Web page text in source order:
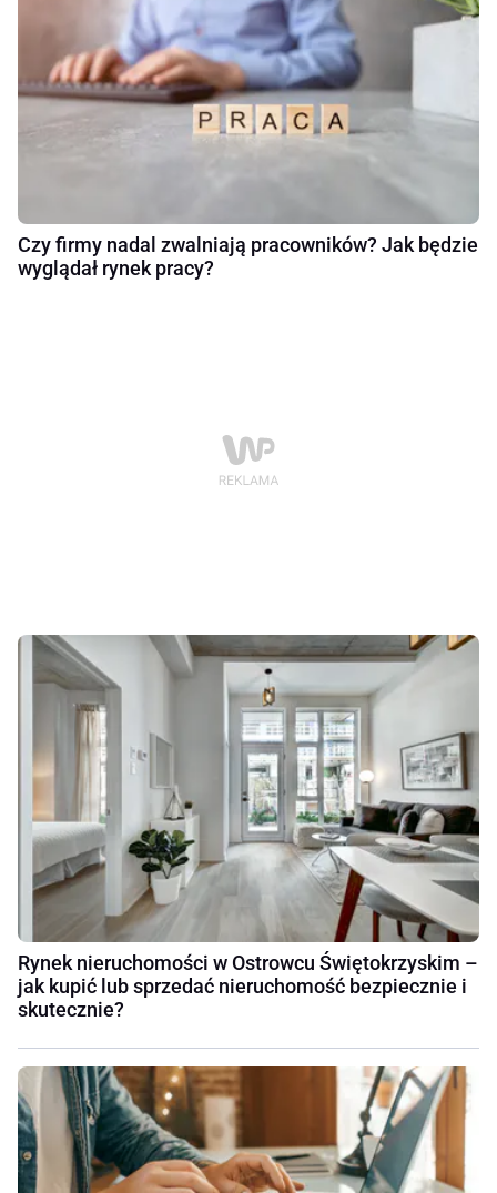
Czy firmy nadal zwalniają pracowników? Jak będzie
wyglądał rynek pracy?
Rynek nieruchomości w Ostrowcu Świętokrzyskim –
jak kupić lub sprzedać nieruchomość bezpiecznie i
skutecznie?